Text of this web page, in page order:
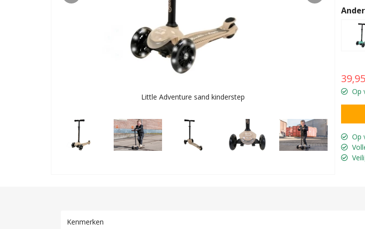
Little Adventure sand kinderstep
39,95
Op
Op
Kenmerken